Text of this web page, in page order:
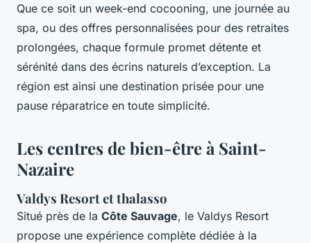
Que ce soit un week-end cocooning, une journée au
spa, ou des offres personnalisées pour des retraites
prolongées, chaque formule promet détente et
sérénité dans des écrins naturels d’exception. La
région est ainsi une destination prisée pour une
pause réparatrice en toute simplicité.
Les centres de bien-être à Saint-
Nazaire
Valdys Resort et thalasso
Situé près de la Côte Sauvage, le Valdys Resort
propose une expérience complète dédiée à la